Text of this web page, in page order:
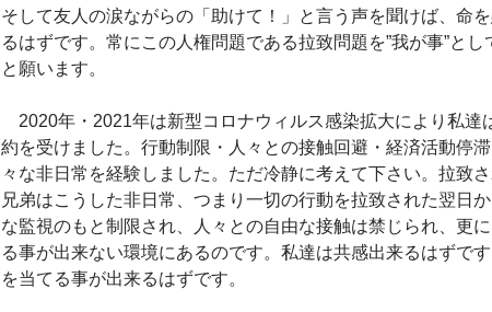
そして友人の涙ながらの「助けて！」と言う声を聞けば、命
るはずです。常にこの人権問題である拉致問題を”我が事”とし
と願います。
2020年・2021年は新型コロナウィルス感染拡大により私達
約を受けました。行動制限・人々との接触回避・経済活動停
々な非日常を経験しました。ただ冷静に考えて下さい。拉致
兄弟はこうした非日常、つまり一切の行動を拉致された翌日
な監視のもと制限され、人々との自由な接触は禁じられ、更
る事が出来ない環境にあるのです。私達は共感出来るはずで
を当てる事が出来るはずです。